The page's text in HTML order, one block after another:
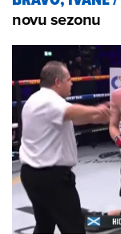
novu sezonu